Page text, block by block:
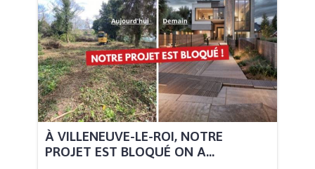
À VILLENEUVE-LE-ROI, NOTRE
PROJET EST BLOQUÉ ON A...